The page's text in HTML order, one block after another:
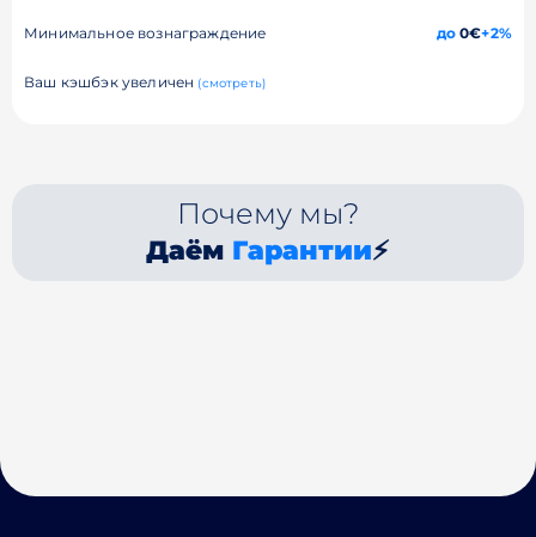
Минимальное вознаграждение до0€+2%
Ваш кэшбэк увеличен (смотреть)
Почему мы?
Даём Гарантии⚡